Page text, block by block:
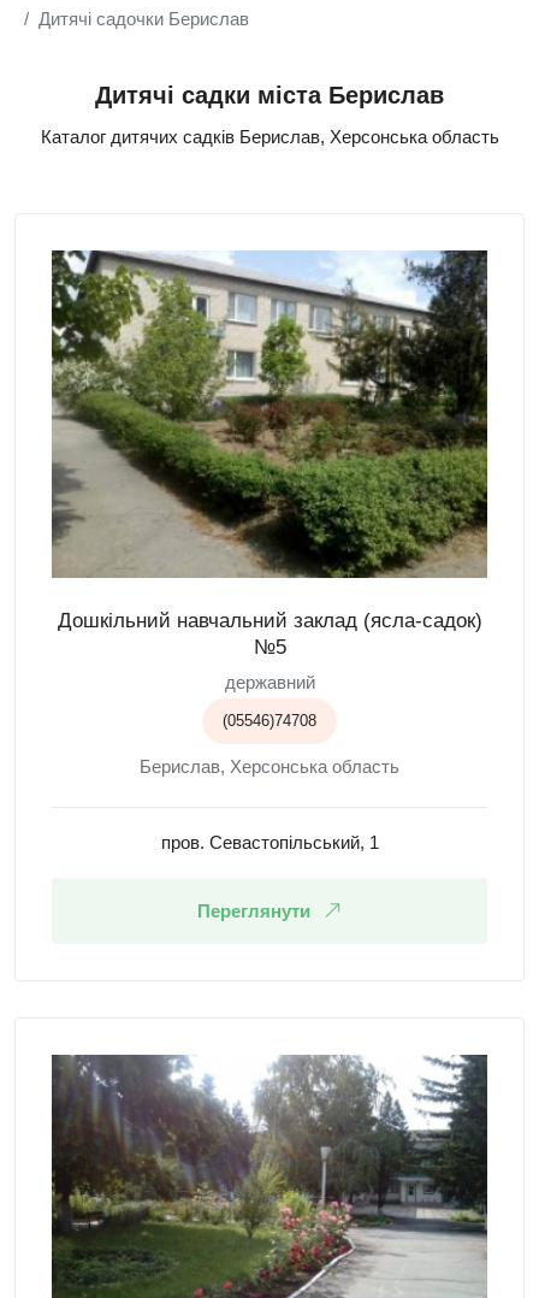
Дитячі садочки Берислав
Дитячі садки міста Берислав
Каталог дитячих садків Берислав, Херсонська область
Дошкільний навчальний заклад (ясла-садок)
№5
державний
(05546)74708
Берислав, Херсонська область
пров. Севастопільський, 1
Переглянути